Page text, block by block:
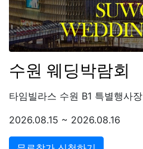
수원 웨딩박람회
타임빌라스 수원 B1 특별행사장
2026.08.15 ~ 2026.08.16